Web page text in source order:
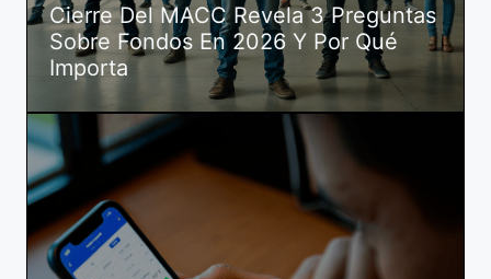
Cierre Del MACC Revela 3 Preguntas
Sobre Fondos En 2026 Y Por Qué
Importa